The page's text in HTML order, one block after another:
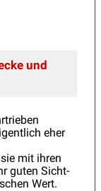
und
eher
mit ihren
guten Sicht-
Wert.